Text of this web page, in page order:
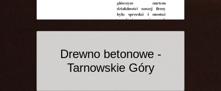
Drewno betonowe -
Tarnowskie Góry